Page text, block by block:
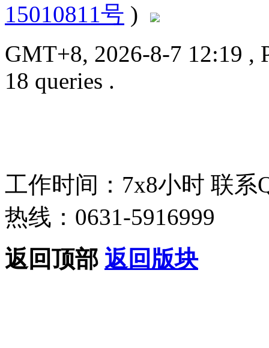
15010811号 )
GMT+8, 2026-8-7 12:19 ,
18 queries .
工作时间：7x8小时 联系
热线：0631-5916999
返回顶部 返回版块